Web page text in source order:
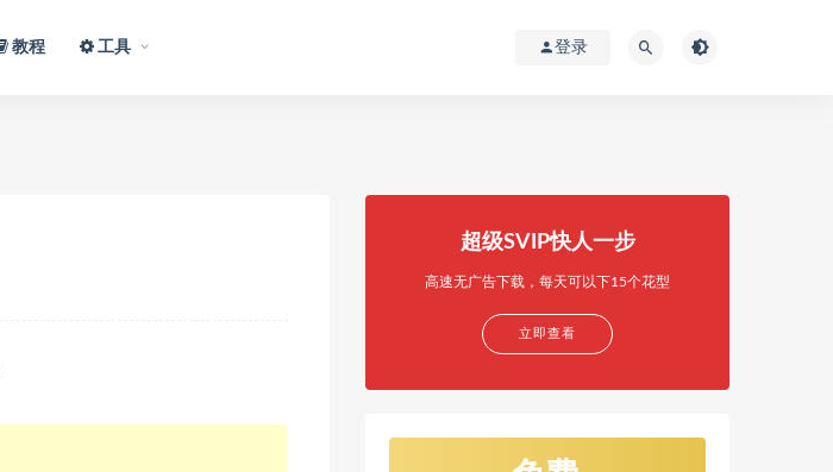
教程 工具 登录
超级SVIP快人一步
高速无广告下载，每天可以下15个花型
立即查看